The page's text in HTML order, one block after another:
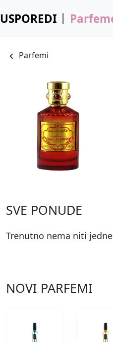
USPOREDI
Parfemi
SVE PONUDE
Trenutno nema niti
NOVI PARFEMI